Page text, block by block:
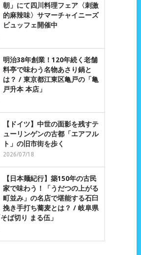
朝」にて四川料理フェア〈刺激
的麻辣味〉サマーチャイニーズ
ビュッフェ開催中
明治38年創業！120年続く老舗
料亭で味わう名物あさり鍋と
は？ / 東京都江東区亀戸の「亀
戸升本 本店」
【ドイツ】中世の面影を残すテ
ューリンゲンの古都「エアフル
ト」の旧市街を歩く
2026/07/18
【日本麺紀行】築150年の古民
家で味わう！「うだつの上がる
町並み」の名店で堪能する石臼
挽き手打ち蕎麦とは？ / 岐阜県
ば切り まる伍」